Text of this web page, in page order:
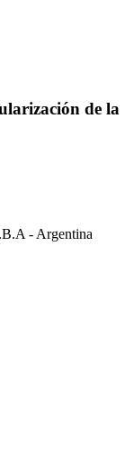
de la
- Argentina